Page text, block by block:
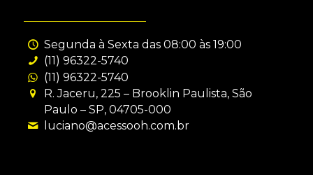
Segunda à Sexta das 08:00 às 19:00
(11) 96322-5740
(11) 96322-5740
R. Jaceru, 225 – Brooklin Paulista, São
Paulo – SP, 04705-000
luciano@acessooh.com.br